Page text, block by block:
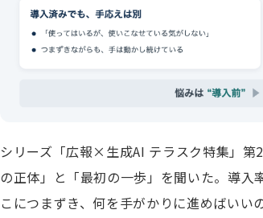
シリーズ「広報×生成AI テラスク特集」
の正体」と「最初の一歩」を聞いた。導
こにつまずき、何を手がかりに進めばい